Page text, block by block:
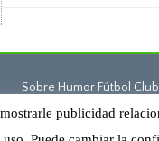
Sobre Humor Fútbol Club
Fútbol Club © 2015.
publicidad